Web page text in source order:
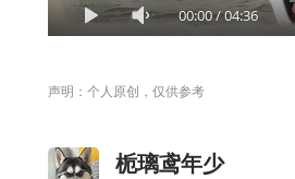
00:00/04:36
声明：个人原创，仅供参考
栀璃鸢年少